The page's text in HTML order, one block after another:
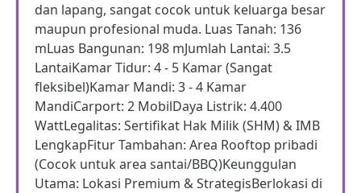
dan lapang, sangat cocok untuk keluarga besar
maupun profesional muda. Luas Tanah: 136
mLuas Bangunan: 198 mJumlah Lantai: 3.5
LantaiKamar Tidur: 4 - 5 Kamar (Sangat
fleksibel)Kamar Mandi: 3 - 4 Kamar
MandiCarport: 2 MobilDaya Listrik: 4.400
WattLegalitas: Sertifikat Hak Milik (SHM) & IMB
LengkapFitur Tambahan: Area Rooftop pribadi
(Cocok untuk area santai/BBQ)Keunggulan
Utama: Lokasi Premium & StrategisBerlokasi di